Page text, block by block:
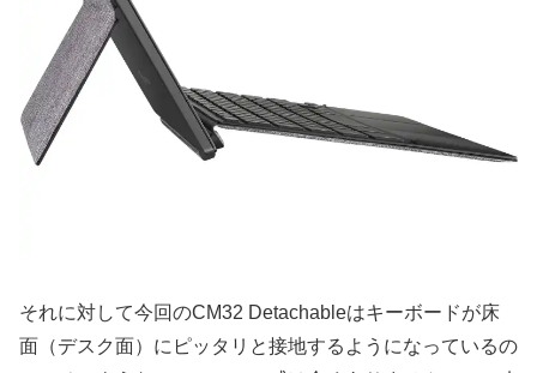
それに対して今回のCM32 Detachableはキーボードが床
面（デスク面）にピッタリと接地するようになっているの